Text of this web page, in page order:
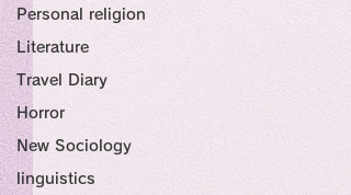
Personal religion
Literature
Travel Diary
Horror
New Sociology
linguistics